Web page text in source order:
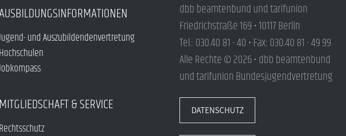
und Auszubildendenvertretung
Hochschulen
MITGLIEDSCHAFT & SERVICE
Rechtsschutz
dbb beamtenbund und tarifunion
Friedrichstraße 169 • 10117 Berlin
Tel.: 030.40 81 - 40 • Fax: 030.40 81 - 49 99
Alle Rechte © 2026 • dbb beamtenbund
und tarifunion Bundesjugendvertretung
DATENSCHUTZ